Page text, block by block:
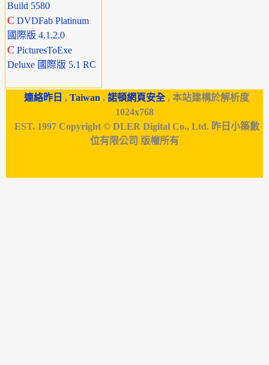
Build 5580
C DVDFab Platinum
國際版 4.1.2.0
C PicturesToExe
Deluxe 國際版 5.1 RC
連絡昨日 , Taiwan , 諾頓網頁安全, 本站建構於解析度
1024x768
EST. 1997 Copyright © DLER Digital Co., Ltd. 昨日小築數
位有限公司 版權所有